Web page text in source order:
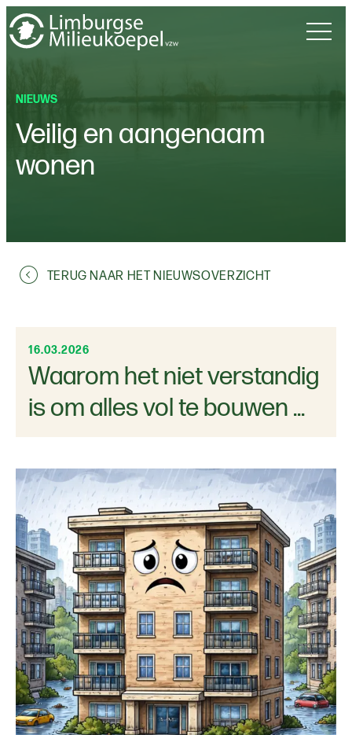
NIEUWS
Veilig en aangenaam
wonen
TERUG NAAR HET NIEUWSOVERZICHT
16.03.2026
Waarom het niet verstandig
is om alles vol te bouwen ...